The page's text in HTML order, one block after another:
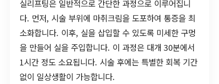
실리프팅은 일반적으로 간단한 과정으로 이루어집니
다. 먼저, 시술 부위에 마취크림을 도포하여 통증을 최
소화합니다. 이후, 실을 삽입할 수 있도록 미세한 구멍
을 만들어 실을 주입합니다. 이 과정은 대개 30분에서
1시간 정도 소요됩니다. 시술 후에는 특별한 회복 기간
없이 일상생활이 가능합니다.